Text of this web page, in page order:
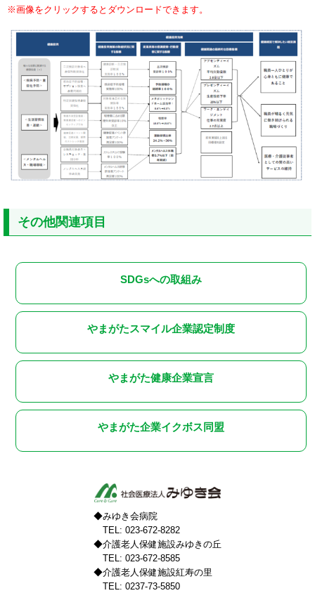
※画像をクリックするとダウンロードできます。
その他関連項目
SDGsへの取組み
やまがたスマイル企業認定制度
やまがた健康企業宣言
やまがた企業イクボス同盟
◆みゆき会病院
TEL: 023-672-8282
◆介護老人保健施設みゆきの丘
TEL: 023-672-8585
◆介護老人保健施設紅寿の里
TEL: 0237-73-5850